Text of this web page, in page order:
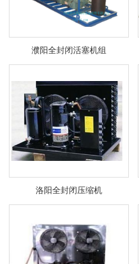
濮阳全封闭活塞机组
洛阳全封闭压缩机